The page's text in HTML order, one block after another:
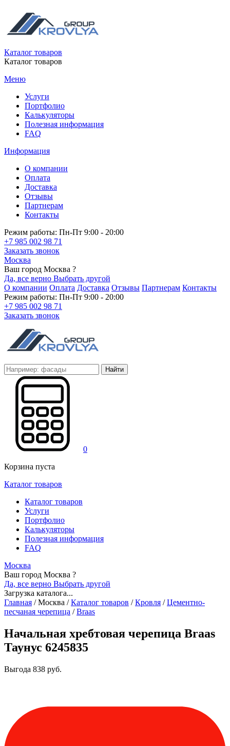
Каталог товаров
Каталог товаров
Меню
Услуги
Портфолио
Калькуляторы
Полезная информация
FAQ
Информация
О компании
Оплата
Доставка
Отзывы
Партнерам
Контакты
Режим работы: Пн-Пт 9:00 - 20:00
+7 985 002 98 71
Заказать звонок
Москва
Ваш город Москва ?
Да, все верно Выбрать другой
О компании Оплата Доставка Отзывы Партнерам Контакты
Режим работы: Пн-Пт 9:00 - 20:00
+7 985 002 98 71
Заказать звонок
Найти
0
Корзина пуста
Каталог товаров
Каталог товаров
Услуги
Портфолио
Калькуляторы
Полезная информация
FAQ
Москва
Ваш город Москва ?
Да, все верно Выбрать другой
Загрузка каталога...
Главная /Москва / Каталог товаров / Кровля / Цементно-
песчаная черепица / Braas
Начальная хребтовая черепица Braas
Таунус 6245835
Выгода 838 руб.